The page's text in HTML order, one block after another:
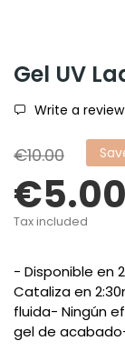
Gel UV
Write a review
€10.00
€5.00
Tax included
- Disponible en
Cataliza en
fluida- Ningún
gel de